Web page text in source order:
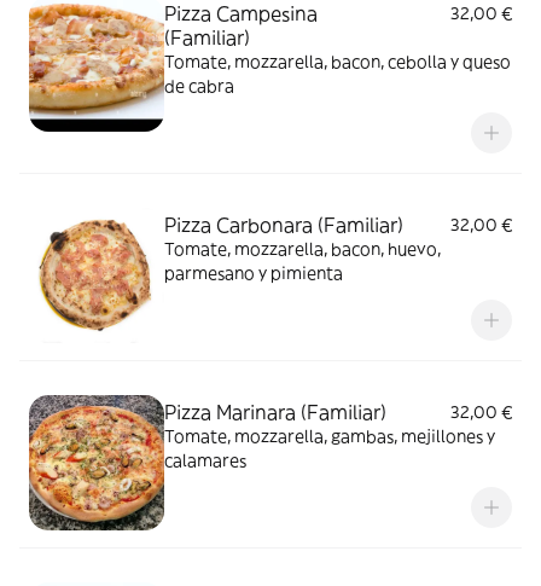
Pizza Campesina
(Familiar)
32,00 €
Tomate, mozzarella, bacon, cebolla y queso
de cabra
Pizza Carbonara (Familiar)
32,00 €
Tomate, mozzarella, bacon, huevo,
parmesano y pimienta
Pizza Marinara (Familiar)
32,00 €
Tomate, mozzarella, gambas, mejillones y
calamares